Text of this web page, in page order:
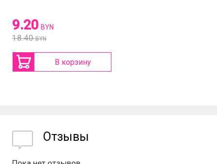
9.20 BYN
18.40 BYN
В корзину
Отзывы